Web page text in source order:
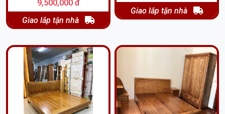
9,500,000 đ
Giao lắp tận nhà
Giao lắp tận nhà